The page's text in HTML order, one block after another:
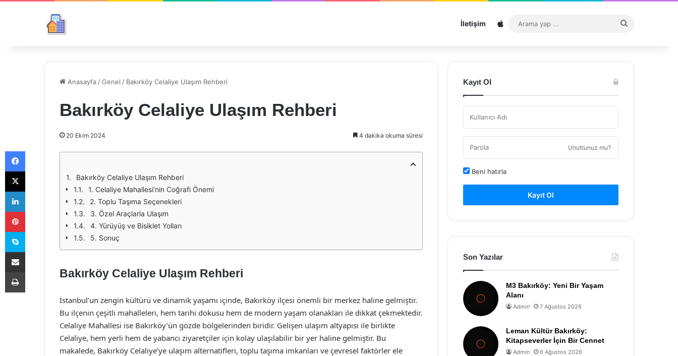
İletişim Sitemap
...
Anasayfa /Genel / Bakırköy Celaliye Ulaşım Rehberi
Bakırköy Celaliye Ulaşım Rehberi
20 Ekim 2024 4 dakika okuma süresi
Bakırköy Celaliye Ulaşım Rehberi
1. Celaliye Mahallesi'nin Coğrafi Önemi
2. Toplu Taşıma Seçenekleri
3. Özel Araçlarla Ulaşım
4. Yürüyüş ve Bisiklet Yolları
5. Sonuç
Bakırköy Celaliye Ulaşım Rehberi
İstanbul’un zengin kültürü ve dinamik yaşamı içinde, Bakırköy ilçesi önemli bir merkez haline gelmiştir.
Bu ilçenin çeşitli mahalleleri, hem tarihi dokusu hem de modern yaşam olanakları ile dikkat çekmektedir.
Celaliye Mahallesi ise Bakırköy’ün gözde bölgelerinden biridir. Gelişen ulaşım altyapısı ile birlikte
Celaliye, hem yerli hem de yabancı ziyaretçiler için kolay ulaşılabilir bir yer haline gelmiştir. Bu
makalede, Bakırköy Celaliye’ye ulaşım alternatifleri, toplu taşıma imkanları ve çevresel faktörler ele
Kayıt Ol
Unuttunuz mu?
Beni hatırla
Kayıt Ol
Son Yazılar
M3 Bakırköy: Yeni Bir Yaşam
Alanı
Admin 7 Ağustos 2026
Leman Kültür Bakırköy:
Kitapseverler İçin Bir Cennet
Admin 6 Ağustos 2026
Facebook
X
LinkedIn
Pinterest
Skype
E-Posta ile paylaş